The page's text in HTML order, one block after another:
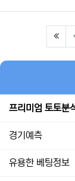
프리미엄 토토분
경기예측
유용한 베팅정보